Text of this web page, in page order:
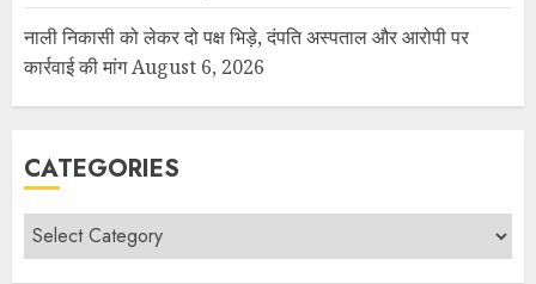
नाली निकासी को लेकर दो पक्ष भिड़े, दंपति अस्पताल और आरोपी पर
कार्रवाई की मांगAugust 6, 2026
CATEGORIES